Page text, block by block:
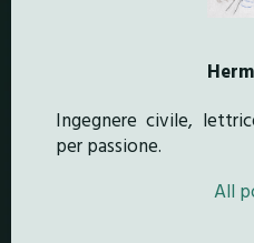
Ingegnere civile,
per passione.
All